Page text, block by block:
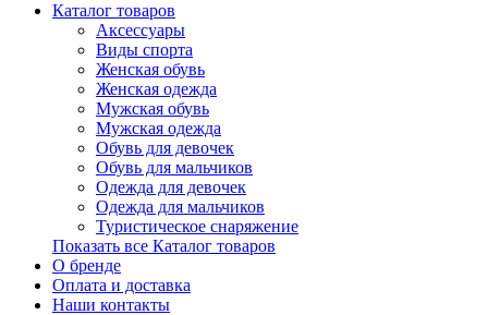
Каталог товаров
Аксессуары
Виды спорта
Женская обувь
Женская одежда
Мужская обувь
Мужская одежда
Обувь для девочек
Обувь для мальчиков
Одежда для девочек
Одежда для мальчиков
Туристическое снаряжение
Показать все Каталог товаров
О бренде
Оплата и доставка
Наши контакты